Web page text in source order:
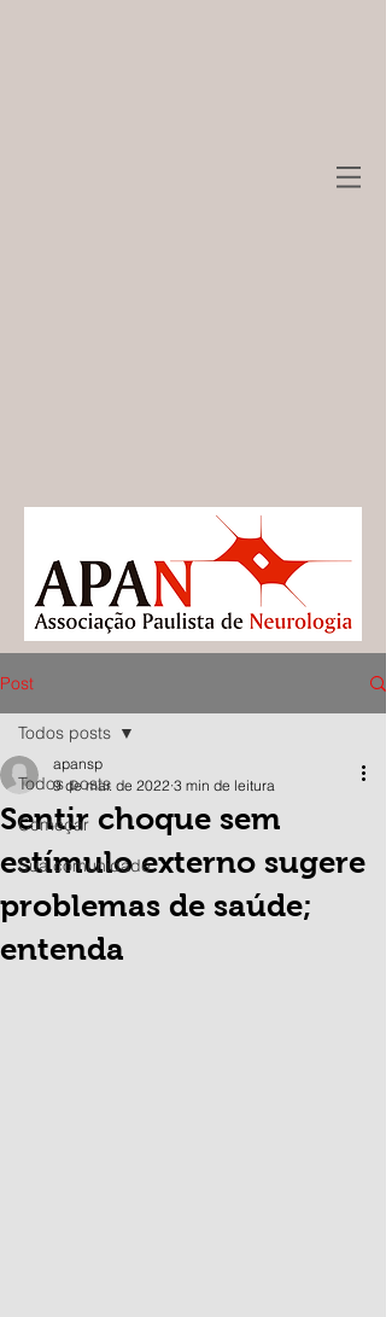
Post
Todos posts
Começar
Sua comunidade
Todos posts
Sentir choque sem
estímulo externo sugere
problemas de saúde;
entenda
apansp
9 de mar. de 2022 3 min de leitura